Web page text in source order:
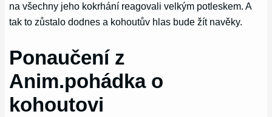
na všechny jeho kokrhání reagovali velkým potleskem. A
tak to zůstalo dodnes a kohoutův hlas bude žít navěky.
Ponaučení z
Anim.pohádka o
kohoutovi